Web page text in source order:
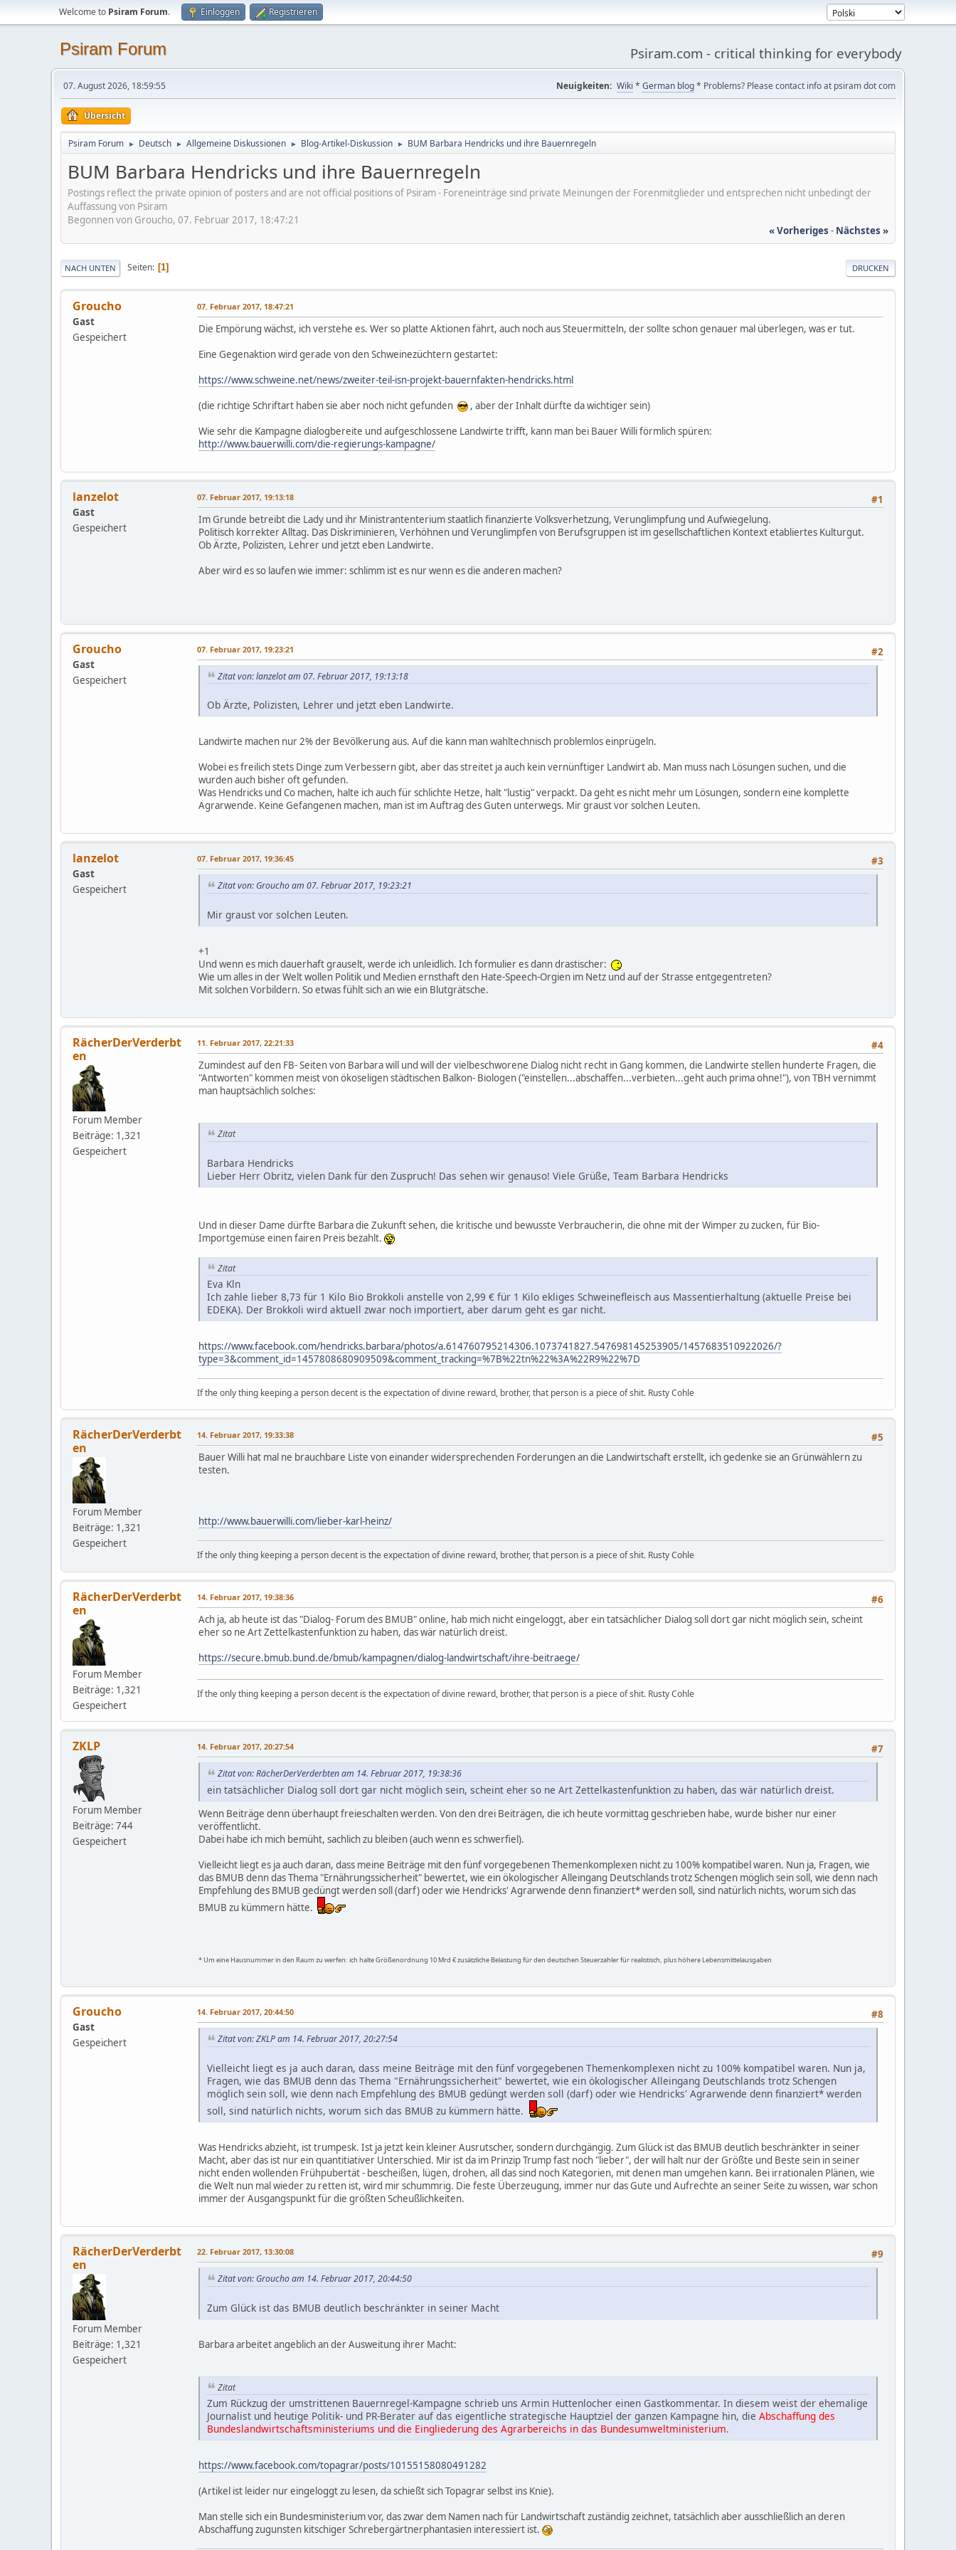
Welcome to Psiram Forum. Einloggen Registrieren
Psiram Forum Psiram.com - critical thinking for everybody
07. August 2026, 18:59:55 Neuigkeiten: Wiki * German blog* Problems? Please contact info at psiram dot com
Übersicht
Psiram Forum ► Deutsch ► Allgemeine Diskussionen ► Blog-Artikel-Diskussion ► BUM Barbara Hendricks und ihre Bauernregeln
BUM Barbara Hendricks und ihre Bauernregeln
Postings reflect the private opinion of posters and are not official positions of Psiram - Foreneinträge sind private Meinungen der Forenmitglieder und entsprechen nicht unbedingt der
Auffassung von Psiram
Begonnen von Groucho, 07. Februar 2017, 18:47:21
« Vorheriges - Nächstes »
DRUCKEN
NACH UNTEN Seiten 1
Groucho
Gast
Gespeichert
07. Februar 2017, 18:47:21
Die Empörung wächst, ich verstehe es. Wer so platte Aktionen fährt, auch noch aus Steuermitteln, der sollte schon genauer mal überlegen, was er tut.
Eine Gegenaktion wird gerade von den Schweinezüchtern gestartet:
https://www.schweine.net/news/zweiter-teil-isn-projekt-bauernfakten-hendricks.html
(die richtige Schriftart haben sie aber noch nicht gefunden
, aber der Inhalt dürfte da wichtiger sein)
Wie sehr die Kampagne dialogbereite und aufgeschlossene Landwirte trifft, kann man bei Bauer Willi förmlich spüren:
http://www.bauerwilli.com/die-regierungs-kampagne/
lanzelot
Gast
Gespeichert
#1
07. Februar 2017, 19:13:18
Im Grunde betreibt die Lady und ihr Ministrantenterium staatlich finanzierte Volksverhetzung, Verunglimpfung und Aufwiegelung.
Politisch korrekter Alltag. Das Diskriminieren, Verhöhnen und Verunglimpfen von Berufsgruppen ist im gesellschaftlichen Kontext etabliertes Kulturgut.
Ob Ärzte, Polizisten, Lehrer und jetzt eben Landwirte.
Aber wird es so laufen wie immer: schlimm ist es nur wenn es die anderen machen?
Groucho
Gast
Gespeichert
#2
07. Februar 2017, 19:23:21
Zitat von: lanzelot am 07. Februar 2017, 19:13:18
Ob Ärzte, Polizisten, Lehrer und jetzt eben Landwirte.
Landwirte machen nur 2% der Bevölkerung aus. Auf die kann man wahltechnisch problemlos einprügeln.
Wobei es freilich stets Dinge zum Verbessern gibt, aber das streitet ja auch kein vernünftiger Landwirt ab. Man muss nach Lösungen suchen, und die
wurden auch bisher oft gefunden.
Was Hendricks und Co machen, halte ich auch für schlichte Hetze, halt "lustig" verpackt. Da geht es nicht mehr um Lösungen, sondern eine komplette
Agrarwende. Keine Gefangenen machen, man ist im Auftrag des Guten unterwegs. Mir graust vor solchen Leuten.
lanzelot
Gast
Gespeichert
#3
07. Februar 2017, 19:36:45
Zitat von: Groucho am 07. Februar 2017, 19:23:21
Mir graust vor solchen Leuten.
+1
Und wenn es mich dauerhaft grauselt, werde ich unleidlich. Ich formulier es dann drastischer:
Wie um alles in der Welt wollen Politik und Medien ernsthaft den Hate-Speech-Orgien im Netz und auf der Strasse entgegentreten?
Mit solchen Vorbildern. So etwas fühlt sich an wie ein Blutgrätsche.
RächerDerVerderbt
en
Forum Member
Beiträge: 1,321
Gespeichert
#4
11. Februar 2017, 22:21:33
Zumindest auf den FB- Seiten von Barbara will und will der vielbeschworene Dialog nicht recht in Gang kommen, die Landwirte stellen hunderte Fragen, die
"Antworten" kommen meist von ökoseligen städtischen Balkon- Biologen ("einstellen...abschaffen...verbieten...geht auch prima ohne!"), von TBH vernimmt
man hauptsächlich solches:
Zitat
Barbara Hendricks
Lieber Herr Obritz, vielen Dank für den Zuspruch! Das sehen wir genauso! Viele Grüße, Team Barbara Hendricks
Und in dieser Dame dürfte Barbara die Zukunft sehen, die kritische und bewusste Verbraucherin, die ohne mit der Wimper zu zucken, für Bio-
Importgemüse einen fairen Preis bezahlt.
Zitat
Eva Kln
Ich zahle lieber 8,73 für 1 Kilo Bio Brokkoli anstelle von 2,99 € für 1 Kilo ekliges Schweinefleisch aus Massentierhaltung (aktuelle Preise bei
EDEKA). Der Brokkoli wird aktuell zwar noch importiert, aber darum geht es gar nicht.
https://www.facebook.com/hendricks.barbara/photos/a.614760795214306.1073741827.547698145253905/1457683510922026/?
type=3&comment_id=1457808680909509&comment_tracking=%7B%22tn%22%3A%22R9%22%7D
If the only thing keeping a person decent is the expectation of divine reward, brother, that person is a piece of shit. Rusty Cohle
RächerDerVerderbt
en
Forum Member
Beiträge: 1,321
Gespeichert
#5
14. Februar 2017, 19:33:38
Bauer Willi hat mal ne brauchbare Liste von einander widersprechenden Forderungen an die Landwirtschaft erstellt, ich gedenke sie an Grünwählern zu
testen.
http://www.bauerwilli.com/lieber-karl-heinz/
If the only thing keeping a person decent is the expectation of divine reward, brother, that person is a piece of shit. Rusty Cohle
RächerDerVerderbt
en
Forum Member
Beiträge: 1,321
Gespeichert
#6
14. Februar 2017, 19:38:36
Ach ja, ab heute ist das "Dialog- Forum des BMUB" online, hab mich nicht eingeloggt, aber ein tatsächlicher Dialog soll dort gar nicht möglich sein, scheint
eher so ne Art Zettelkastenfunktion zu haben, das wär natürlich dreist.
https://secure.bmub.bund.de/bmub/kampagnen/dialog-landwirtschaft/ihre-beitraege/
If the only thing keeping a person decent is the expectation of divine reward, brother, that person is a piece of shit. Rusty Cohle
ZKLP
Forum Member
Beiträge: 744
Gespeichert
#7
14. Februar 2017, 20:27:54
Zitat von: RächerDerVerderbten am 14. Februar 2017, 19:38:36
ein tatsächlicher Dialog soll dort gar nicht möglich sein, scheint eher so ne Art Zettelkastenfunktion zu haben, das wär natürlich dreist.
Wenn Beiträge denn überhaupt freieschalten werden. Von den drei Beiträgen, die ich heute vormittag geschrieben habe, wurde bisher nur einer
veröffentlicht.
Dabei habe ich mich bemüht, sachlich zu bleiben (auch wenn es schwerfiel).
Vielleicht liegt es ja auch daran, dass meine Beiträge mit den fünf vorgegebenen Themenkomplexen nicht zu 100% kompatibel waren. Nun ja, Fragen, wie
das BMUB denn das Thema "Ernährungssicherheit" bewertet, wie ein ökologischer Alleingang Deutschlands trotz Schengen möglich sein soll, wie denn nach
Empfehlung des BMUB gedüngt werden soll (darf) oder wie Hendricks' Agrarwende denn finanziert* werden soll, sind natürlich nichts, worum sich das
BMUB zu kümmern hätte.
* Um eine Hausnummer in den Raum zu werfen: ich halte Größenordnung 10 Mrd € zusätzliche Belastung für den deutschen Steuerzahler für realistisch, plus höhere Lebensmittelausgaben
Groucho
Gast
Gespeichert
#8
14. Februar 2017, 20:44:50
Zitat von: ZKLP am 14. Februar 2017, 20:27:54
Vielleicht liegt es ja auch daran, dass meine Beiträge mit den fünf vorgegebenen Themenkomplexen nicht zu 100% kompatibel waren. Nun ja,
Fragen, wie das BMUB denn das Thema "Ernährungssicherheit" bewertet, wie ein ökologischer Alleingang Deutschlands trotz Schengen
möglich sein soll, wie denn nach Empfehlung des BMUB gedüngt werden soll (darf) oder wie Hendricks' Agrarwende denn finanziert* werden
soll, sind natürlich nichts, worum sich das BMUB zu kümmern hätte.
Was Hendricks abzieht, ist trumpesk. Ist ja jetzt kein kleiner Ausrutscher, sondern durchgängig. Zum Glück ist das BMUB deutlich beschränkter in seiner
Macht, aber das ist nur ein quantitiativer Unterschied. Mir ist da im Prinzip Trump fast noch "lieber", der will halt nur der Größte und Beste sein in seiner
nicht enden wollenden Frühpubertät - bescheißen, lügen, drohen, all das sind noch Kategorien, mit denen man umgehen kann. Bei irrationalen Plänen, wie
die Welt nun mal wieder zu retten ist, wird mir schummrig. Die feste Überzeugung, immer nur das Gute und Aufrechte an seiner Seite zu wissen, war schon
immer der Ausgangspunkt für die größten Scheußlichkeiten.
RächerDerVerderbt
en
Forum Member
Beiträge: 1,321
Gespeichert
#9
22. Februar 2017, 13:30:08
Zitat von: Groucho am 14. Februar 2017, 20:44:50
Zum Glück ist das BMUB deutlich beschränkter in seiner Macht
Barbara arbeitet angeblich an der Ausweitung ihrer Macht:
Zitat
Zum Rückzug der umstrittenen Bauernregel-Kampagne schrieb uns Armin Huttenlocher einen Gastkommentar. In diesem weist der ehemalige
Journalist und heutige Politik- und PR-Berater auf das eigentliche strategische Hauptziel der ganzen Kampagne hin, die Abschaffung des
Bundeslandwirtschaftsministeriums und die Eingliederung des Agrarbereichs in das Bundesumweltministerium.
https://www.facebook.com/topagrar/posts/10155158080491282
(Artikel ist leider nur eingeloggt zu lesen, da schießt sich Topagrar selbst ins Knie).
Man stelle sich ein Bundesministerium vor, das zwar dem Namen nach für Landwirtschaft zuständig zeichnet, tatsächlich aber ausschließlich an deren
Abschaffung zugunsten kitschiger Schrebergärtnerphantasien interessiert ist.